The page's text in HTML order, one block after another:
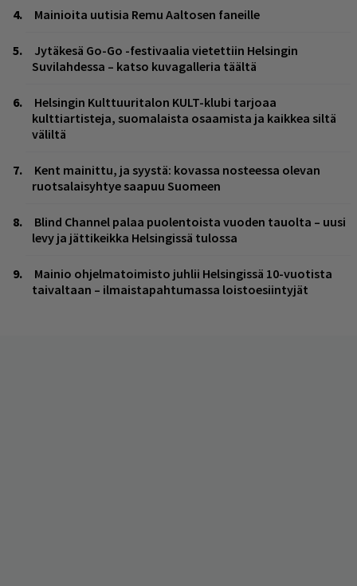
Mainioita uutisia Remu Aaltosen faneille
Jytäkesä Go-Go -festivaalia vietettiin Helsingin
Suvilahdessa – katso kuvagalleria täältä
Helsingin Kulttuuritalon KULT-klubi tarjoaa
kulttiartisteja, suomalaista osaamista ja kaikkea siltä
väliltä
Kent mainittu, ja syystä: kovassa nosteessa olevan
ruotsalaisyhtye saapuu Suomeen
Blind Channel palaa puolentoista vuoden tauolta – uusi
levy ja jättikeikka Helsingissä tulossa
Mainio ohjelmatoimisto juhlii Helsingissä 10-vuotista
taivaltaan – ilmaistapahtumassa loistoesiintyjät